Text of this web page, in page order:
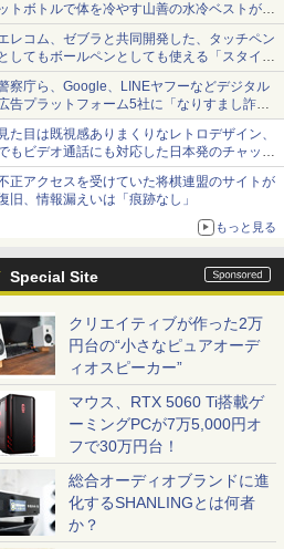
ットボトルで体を冷やす山善の水冷ベストがロ
ドバイクにちょうどいい【ぼっち・ざ・ろー
！その14】【空いた時間でなにしてる？】
レコム、ゼブラと共同開発した、タッチペン
としてもボールペンとしても使える「スタイラ
ツーウェイ」発売 iPadにも紙にも、持ち替
ずに書き込める
察庁ら、Google、LINEヤフーなどデジタル
告プラットフォーム5社に「なりすまし詐欺
告」対策強化を要請 著名人の写真や映像を
った投資詐欺などへの対策として
見た目は既視感ありまくりなレトロデザイン、
もビデオ通話にも対応した日本発のチャット
プリが登場【やじうまWatch】
正アクセスを受けていた将棋連盟のサイトが
旧、情報漏えいは「痕跡なし」
もっと見る
Special Site
クリエイティブが作った2万
円台の“小さなピュアオーデ
ィオスピーカー”
マウス、RTX 5060 Ti搭載ゲ
ーミングPCが7万5,000円オ
フで30万円台！
総合オーディオブランドに進
化するSHANLINGとは何者
か？